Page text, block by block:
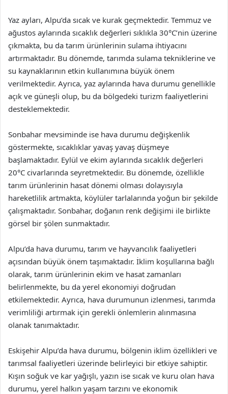
Yaz ayları, Alpu’da sıcak ve kurak geçmektedir. Temmuz ve
ağustos aylarında sıcaklık değerleri sıklıkla 30°C’nin üzerine
çıkmakta, bu da tarım ürünlerinin sulama ihtiyacını
artırmaktadır. Bu dönemde, tarımda sulama tekniklerine ve
su kaynaklarının etkin kullanımına büyük önem
verilmektedir. Ayrıca, yaz aylarında hava durumu genellikle
açık ve güneşli olup, bu da bölgedeki turizm faaliyetlerini
desteklemektedir.
Sonbahar mevsiminde ise hava durumu değişkenlik
göstermekte, sıcaklıklar yavaş yavaş düşmeye
başlamaktadır. Eylül ve ekim aylarında sıcaklık değerleri
20°C civarlarında seyretmektedir. Bu dönemde, özellikle
tarım ürünlerinin hasat dönemi olması dolayısıyla
hareketlilik artmakta, köylüler tarlalarında yoğun bir şekilde
çalışmaktadır. Sonbahar, doğanın renk değişimi ile birlikte
görsel bir şölen sunmaktadır.
Alpu’da hava durumu, tarım ve hayvancılık faaliyetleri
açısından büyük önem taşımaktadır. İklim koşullarına bağlı
olarak, tarım ürünlerinin ekim ve hasat zamanları
belirlenmekte, bu da yerel ekonomiyi doğrudan
etkilemektedir. Ayrıca, hava durumunun izlenmesi, tarımda
verimliliği artırmak için gerekli önlemlerin alınmasına
olanak tanımaktadır.
Eskişehir Alpu’da hava durumu, bölgenin iklim özellikleri ve
tarımsal faaliyetleri üzerinde belirleyici bir etkiye sahiptir.
Kışın soğuk ve kar yağışlı, yazın ise sıcak ve kuru olan hava
durumu, yerel halkın yaşam tarzını ve ekonomik